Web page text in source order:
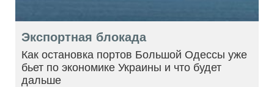
Экспортная блокада
Как остановка портов Большой Одессы уже
бьет по экономике Украины и что будет
дальше